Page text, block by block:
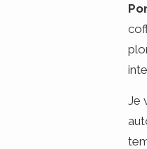
Je